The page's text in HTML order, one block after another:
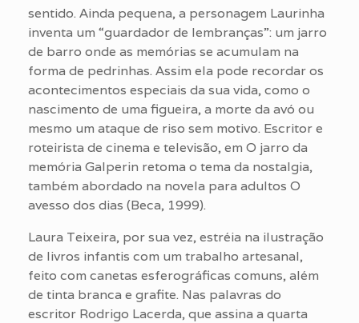
sentido. Ainda pequena, a personagem Laurinha
inventa um “guardador de lembranças”: um jarro
de barro onde as memórias se acumulam na
forma de pedrinhas. Assim ela pode recordar os
acontecimentos especiais da sua vida, como o
nascimento de uma figueira, a morte da avó ou
mesmo um ataque de riso sem motivo. Escritor e
roteirista de cinema e televisão, em O jarro da
memória Galperin retoma o tema da nostalgia,
também abordado na novela para adultos O
avesso dos dias (Beca, 1999).
Laura Teixeira, por sua vez, estréia na ilustração
de livros infantis com um trabalho artesanal,
feito com canetas esferográficas comuns, além
de tinta branca e grafite. Nas palavras do
escritor Rodrigo Lacerda, que assina a quarta